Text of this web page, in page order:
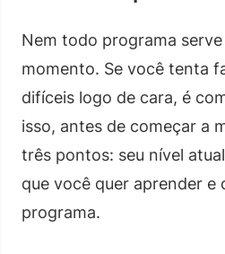
Nem todo programa
momento. Se você tenta
difíceis logo de cara, é
isso, antes de começar a
três pontos: seu nível
que você quer aprender e
programa.